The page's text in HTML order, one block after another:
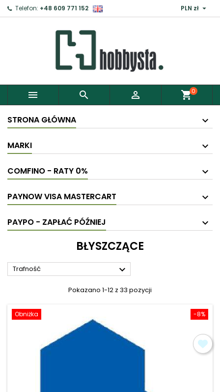
Telefon: +48 609 771 152 PLN zł 
   shopping_cart0
STRONA GŁÓWNA
MARKI
COMFINO - RATY 0%
PAYNOW VISA MASTERCART
PAYPO - ZAPŁAĆ PÓŹNIEJ
BŁYSZCZĄCE
Trafność 
Pokazano 1-12 z 33 pozycji
-8%
Obniżka
Zaloguj ×
Aby zapisać produkty do Schowka, musisz się
Anuluj Zaloguj